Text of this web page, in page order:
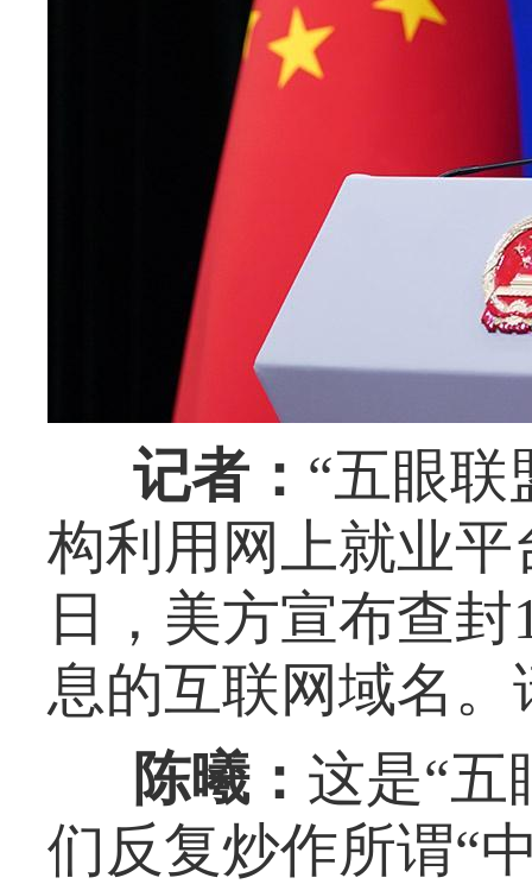
记者： “五眼联
构利用网上就业
日，美方宣布查
息的互联网域名
陈曦： 这是“五
们反复炒作所谓“